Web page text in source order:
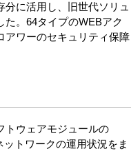
に活用し、旧世代ソリュ
た。64タイプのWEBアク
アワーのセキュリティ保障
トウェアモジュールの
トワークの運用状況をま